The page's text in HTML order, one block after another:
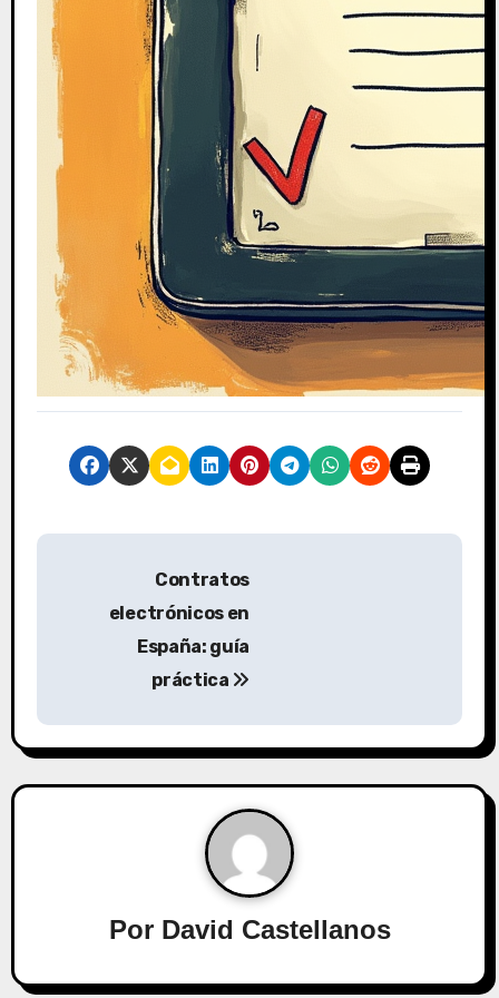
N
g
a
Contratos
electrónicos en
España: guía
práctica
Por David Castellanos